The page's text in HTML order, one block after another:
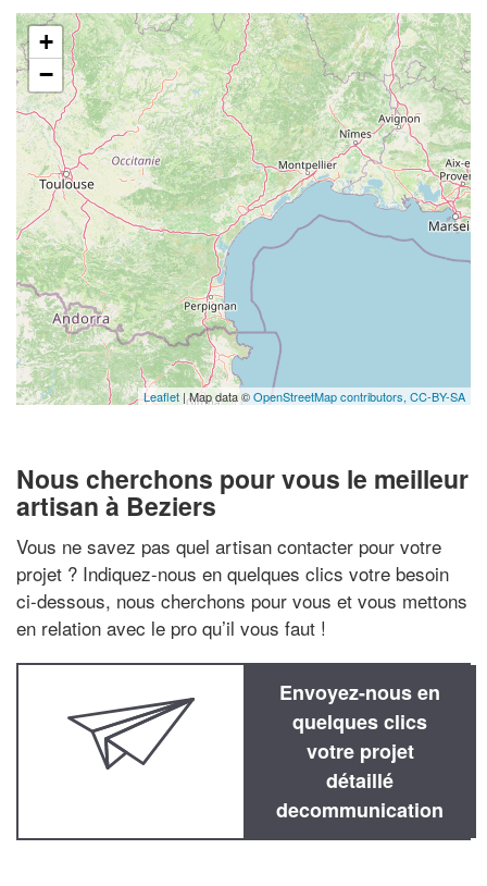
+
−
Leaflet | Map data ©OpenStreetMap contributors, CC-BY-SA
Nous cherchons pour vous le meilleur
artisan à Beziers
Vous ne savez pas quel artisan contacter pour votre
projet ? Indiquez-nous en quelques clics votre besoin
ci-dessous, nous cherchons pour vous et vous mettons
en relation avec le pro qu’il vous faut !
Envoyez-nous en
quelques clics
votre projet
détaillé
decommunication